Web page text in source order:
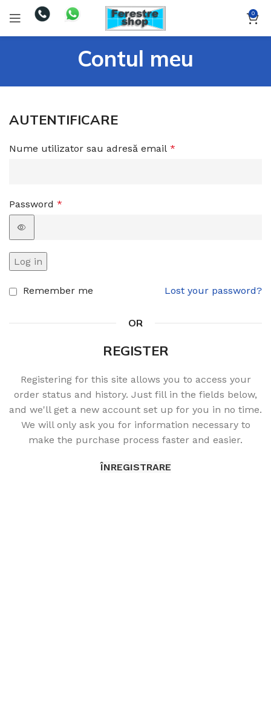
0
Contul meu
AUTENTIFICARE
Nume utilizator sau adresă email *
Password *
Log in
Lost your password?
Remember me
OR
REGISTER
Registering for this site allows you to access your
order status and history. Just fill in the fields below,
and we'll get a new account set up for you in no time.
We will only ask you for information necessary to
make the purchase process faster and easier.
ÎNREGISTRARE